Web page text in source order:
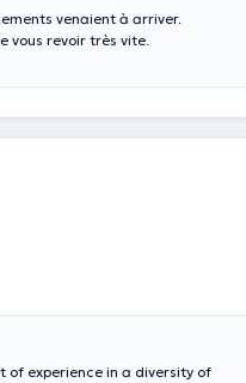
venaient à arriver.
vous revoir très vite.
of experience in a diversity of